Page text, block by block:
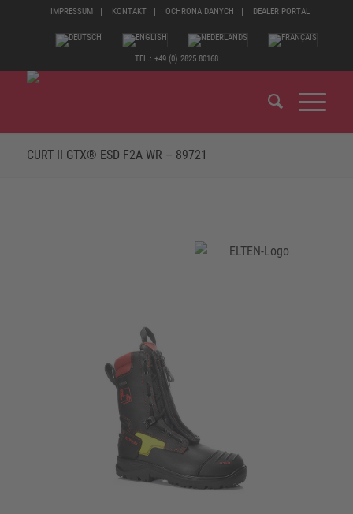
IMPRESSUM KONTAKT OCHRONA DANYCH DEALER PORTAL
TEL.: +49 (0) 2825 80168
CURT II GTX® ESD F2A WR – 89721